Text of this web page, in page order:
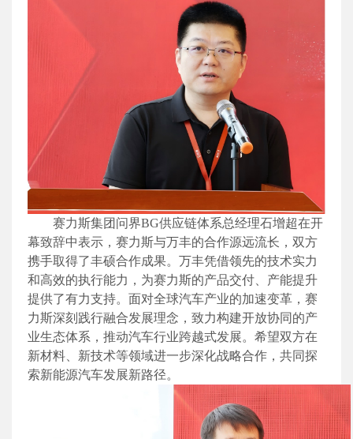
赛力斯集团问界BG供应链体系总经理石增超在开
幕致辞中表示，赛力斯与万丰的合作源远流长，双方
携手取得了丰硕合作成果。万丰凭借领先的技术实力
和高效的执行能力，为赛力斯的产品交付、产能提升
提供了有力支持。面对全球汽车产业的加速变革，赛
力斯深刻践行融合发展理念，致力构建开放协同的产
业生态体系，推动汽车行业跨越式发展。希望双方在
新材料、新技术等领域进一步深化战略合作，共同探
索新能源汽车发展新路径。